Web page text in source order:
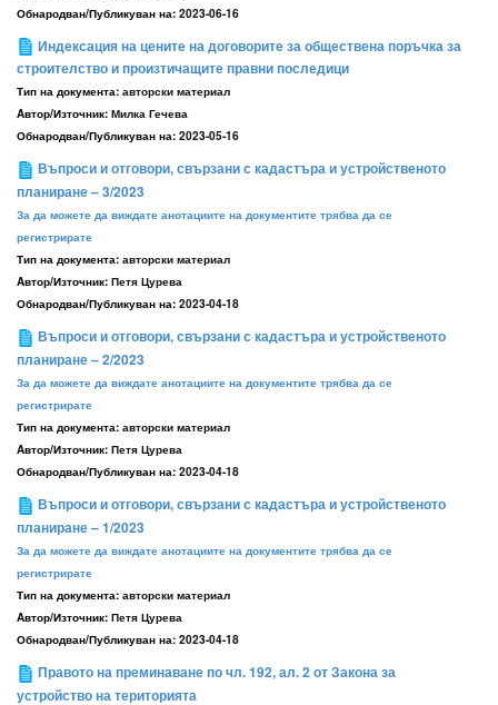
Обнародван/Публикуван на: 2023-06-16
Индексация на цените на договорите за обществена поръчка за
строителство и произтичащите правни последици
Тип на документа: авторски материал
Aвтор/Източник: Милка Гечева
Обнародван/Публикуван на: 2023-05-16
Въпроси и отговори, свързани с кадастъра и устройственото
планиране – 3/2023
За да можете да виждате анотациите на документите трябва да се
регистрирате
Тип на документа: авторски материал
Aвтор/Източник: Петя Цурева
Обнародван/Публикуван на: 2023-04-18
Въпроси и отговори, свързани с кадастъра и устройственото
планиране – 2/2023
За да можете да виждате анотациите на документите трябва да се
регистрирате
Тип на документа: авторски материал
Aвтор/Източник: Петя Цурева
Обнародван/Публикуван на: 2023-04-18
Въпроси и отговори, свързани с кадастъра и устройственото
планиране – 1/2023
За да можете да виждате анотациите на документите трябва да се
регистрирате
Тип на документа: авторски материал
Aвтор/Източник: Петя Цурева
Обнародван/Публикуван на: 2023-04-18
Правото на преминаване по чл. 192, ал. 2 от Закона за
устройство на територията